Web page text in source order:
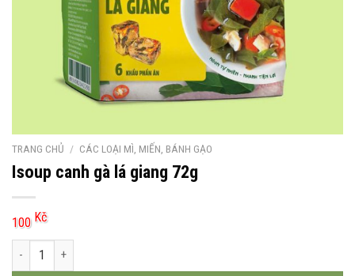
TRANG CHỦ / CÁC LOẠI MÌ, MIẾN, BÁNH GẠO
Isoup canh gà lá giang 72g
100 Kč
Isoup canh gà lá giang 72g số lượng